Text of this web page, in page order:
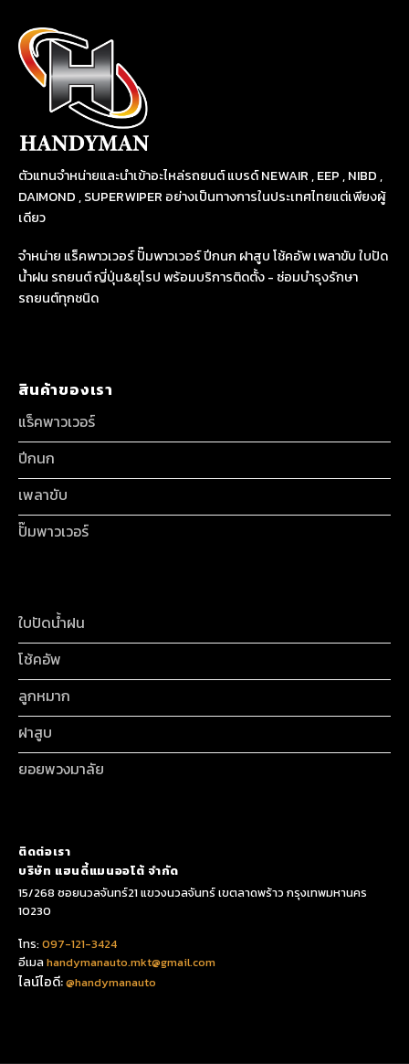
ตัวแทนจำหน่ายและนำเข้าอะไหล่รถยนต์ แบรด์ NEWAIR , EEP , NIBD ,
DAIMOND , SUPERWIPER อย่างเป็นทางการในประเทศไทยแต่เพียงผู้
เดียว
จำหน่าย แร็คพาวเวอร์ ปั๊มพาวเวอร์ ปีกนก ฝาสูบ โช้คอัพ เพลาขับ ใบปัด
น้ำฝน รถยนต์ ญี่ปุ่น&ยุโรป พร้อมบริการติดตั้ง - ซ่อมบำรุงรักษา
รถยนต์ทุกชนิด
สินค้าของเรา
แร็คพาวเวอร์
ปีกนก
เพลาขับ
ปั๊มพาวเวอร์
ใบปัดน้ำฝน
โช้คอัพ
ลูกหมาก
ฝาสูบ
ยอยพวงมาลัย
ติดต่อเรา
บริษัท แฮนดี้แมนออโต้ จำกัด
15/268 ซอยนวลจันทร์21 แขวงนวลจันทร์ เขตลาดพร้าว กรุงเทพมหานคร
10230
โทร:097-121-3424
อีเมลhandymanauto.mkt@gmail.com
ไลน์ไอดี:@handymanauto